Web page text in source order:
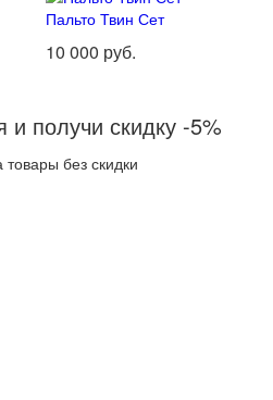
Пальто Твин Сет
10 000 руб.
и получи скидку -5%
без скидки